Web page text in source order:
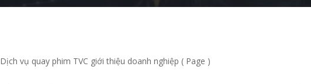
Dịch vụ quay phim TVC giới thiệu doanh nghiệp ( Page )